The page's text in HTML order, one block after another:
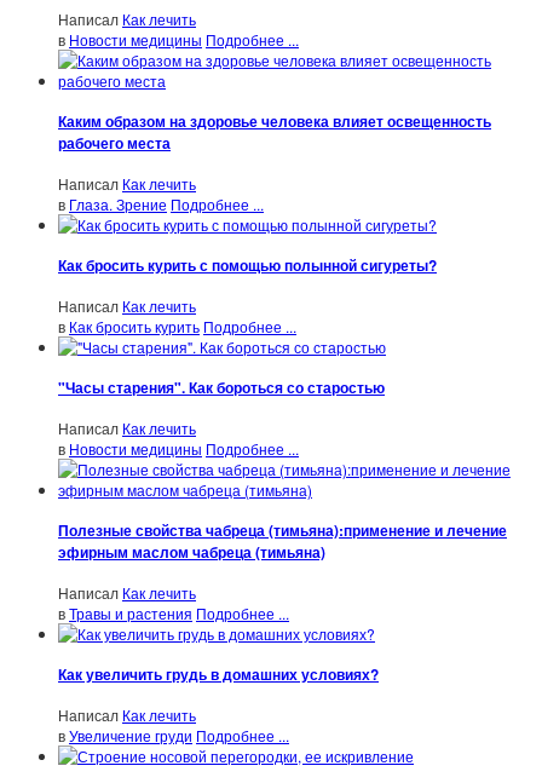
Написал Как лечить
в Новости медицины Подробнее ...
Каким образом на здоровье человека влияет освещенность
рабочего места
Написал Как лечить
в Глаза. Зрение Подробнее ...
Как бросить курить с помощью полынной сигуреты?
Написал Как лечить
в Как бросить курить Подробнее ...
"Часы старения". Как бороться со старостью
Написал Как лечить
в Новости медицины Подробнее ...
Полезные свойства чабреца (тимьяна):применение и лечение
эфирным маслом чабреца (тимьяна)
Написал Как лечить
вТравы и растения Подробнее ...
Как увеличить грудь в домашних условиях?
Написал Как лечить
вУвеличение груди Подробнее ...